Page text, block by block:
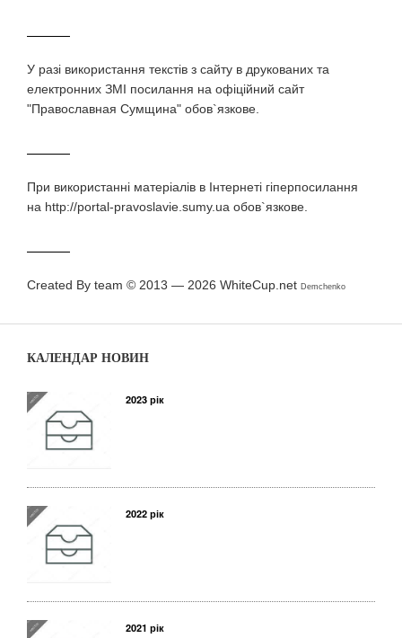
У разi використання текстiв з сайту в друкованих та
електронних ЗМI посилання на офіційний сайт
"Православная Сумщина" обов`язкове.
При використаннi матерiалiв в Iнтернетi гiперпосилання
на http://portal-pravoslavie.sumy.ua обов`язкове.
Created By team © 2013 — 2026 WhiteCup.net Demchenko
КАЛЕНДАР НОВИН
2023 рік
2022 рік
2021 рік